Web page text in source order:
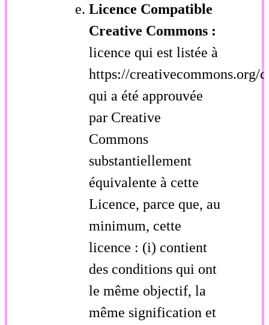
Licence Compatible
Creative Commons :
licence qui est listée à
https://creativecommons.org/
qui a été approuvée
par Creative
Commons
substantiellement
équivalente à cette
Licence, parce que, au
minimum, cette
licence : (i) contient
des conditions qui ont
le même objectif, la
même signification et